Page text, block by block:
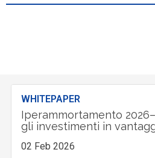
WHITEPAPER
Iperammortamento
gli investimenti in
02 Feb 2026